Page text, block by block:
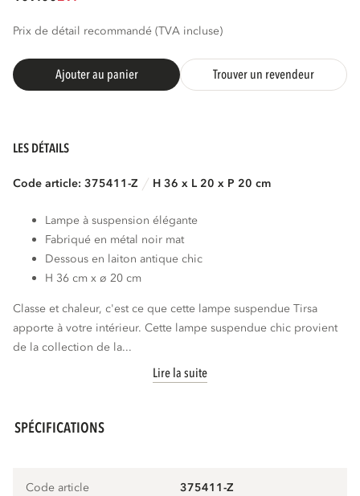
Prix de détail recommandé (TVA incluse)
Ajouter au panier Trouver un revendeur
LES DÉTAILS
Code article: 375411-Z H 36 x L 20 x P 20 cm
Lampe à suspension élégante
Fabriqué en métal noir mat
Dessous en laiton antique chic
H 36 cm x ø 20 cm
Classe et chaleur, c'est ce que cette lampe suspendue Tirsa
apporte à votre intérieur. Cette lampe suspendue chic provient
de la collection de la...
Lire la suite
SPÉCIFICATIONS
Code article 375411-Z